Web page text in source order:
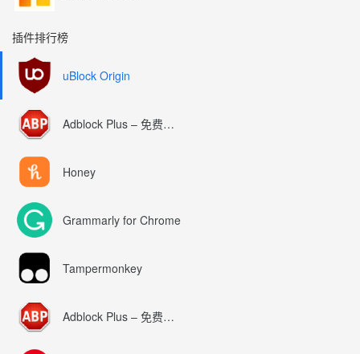
插件排行榜
uBlock Origin
Adblock Plus – 免费的广告拦截器
Honey
Grammarly for Chrome
Tampermonkey
Adblock Plus – 免费的广告拦截器